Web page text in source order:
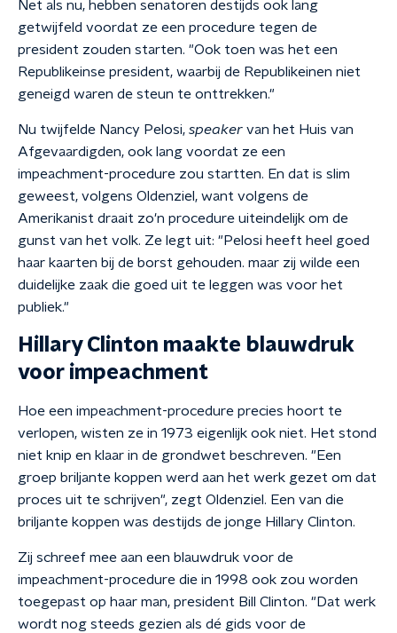
Net als nu, hebben senatoren destijds ook lang
getwijfeld voordat ze een procedure tegen de
president zouden starten. "Ook toen was het een
Republikeinse president, waarbij de Republikeinen niet
geneigd waren de steun te onttrekken."
Nu twijfelde Nancy Pelosi, speaker van het Huis van
Afgevaardigden, ook lang voordat ze een
impeachment-procedure zou startten. En dat is slim
geweest, volgens Oldenziel, want volgens de
Amerikanist draait zo'n procedure uiteindelijk om de
gunst van het volk. Ze legt uit: "Pelosi heeft heel goed
haar kaarten bij de borst gehouden. maar zij wilde een
duidelijke zaak die goed uit te leggen was voor het
publiek."
Hillary Clinton maakte blauwdruk
voor impeachment
Hoe een impeachment-procedure precies hoort te
verlopen, wisten ze in 1973 eigenlijk ook niet. Het stond
niet knip en klaar in de grondwet beschreven. "Een
groep briljante koppen werd aan het werk gezet om dat
proces uit te schrijven", zegt Oldenziel. Een van die
briljante koppen was destijds de jonge Hillary Clinton.
Zij schreef mee aan een blauwdruk voor de
impeachment-procedure die in 1998 ook zou worden
toegepast op haar man, president Bill Clinton. "Dat werk
wordt nog steeds gezien als dé gids voor de